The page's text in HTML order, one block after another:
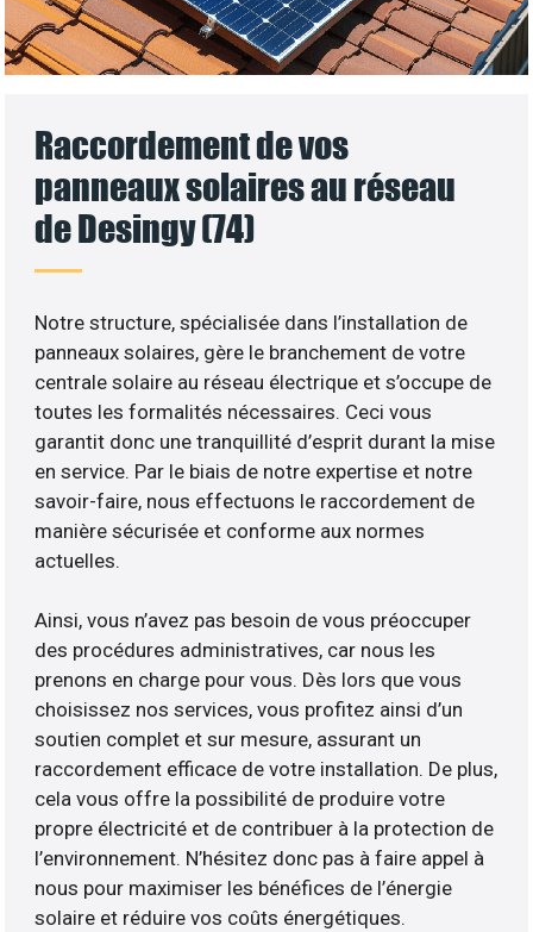
Raccordement de vos
panneaux solaires au réseau
de Desingy (74)
Notre structure, spécialisée dans l’installation de
panneaux solaires, gère le branchement de votre
centrale solaire au réseau électrique et s’occupe de
toutes les formalités nécessaires. Ceci vous
garantit donc une tranquillité d’esprit durant la mise
en service. Par le biais de notre expertise et notre
savoir-faire, nous effectuons le raccordement de
manière sécurisée et conforme aux normes
actuelles.
Ainsi, vous n’avez pas besoin de vous préoccuper
des procédures administratives, car nous les
prenons en charge pour vous. Dès lors que vous
choisissez nos services, vous profitez ainsi d’un
soutien complet et sur mesure, assurant un
raccordement efficace de votre installation. De plus,
cela vous offre la possibilité de produire votre
propre électricité et de contribuer à la protection de
l’environnement. N’hésitez donc pas à faire appel à
nous pour maximiser les bénéfices de l’énergie
solaire et réduire vos coûts énergétiques.